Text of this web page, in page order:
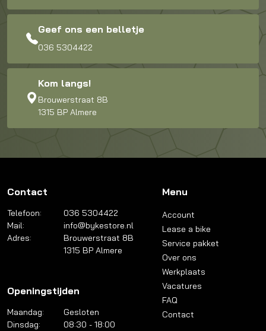
Geef ons een belletje
036 5304422
Kom langs!
Brouwerstraat 8B
1315 BP Almere
Contact
Telefoon:
036 5304422
Mail:
info@bykestore.nl
Adres:
Brouwerstraat 8B
1315 BP Almere
Openingstijden
Maandag:
Gesloten
Dinsdag:
08:30 - 18:00
Menu
Account
Lease a bike
Service pakket
Over ons
Werkplaats
Vacatures
FAQ
Contact